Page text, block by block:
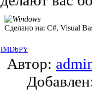
Сделано на: C#, Visual
IMDbPY
Автор: